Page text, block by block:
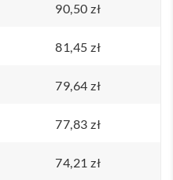
90,50 zł
81,45 zł
79,64 zł
77,83 zł
74,21 zł